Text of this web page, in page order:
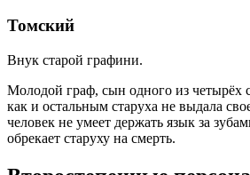
Томский
Внук старой графини.
Молодой граф, сын одного из четырёх
как и остальным старуха не выдала
человек не умеет держать язык за
обрекает старуху на смерть.